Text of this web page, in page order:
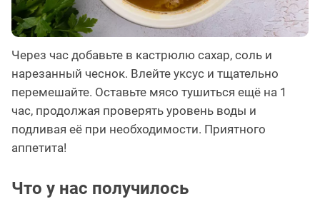
Через час добавьте в кастрюлю сахар, соль и
нарезанный чеснок. Влейте уксус и тщательно
перемешайте. Оставьте мясо тушиться ещё на 1
час, продолжая проверять уровень воды и
подливая её при необходимости. Приятного
аппетита!
Что у нас получилось